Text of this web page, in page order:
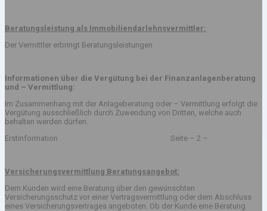
Beratungsleistung als Immobiliendarlehnsvermittler:
Der Vermittler erbringt Beratungsleistungen
Informationen über die Vergütung bei der Finanzanlagenberatung
und – Vermittlung:
Im Zusammenhang mit der Anlageberatung oder – Vermittlung erfolgt die
Vergütung ausschließlich durch Zuwendung von Dritten, welche auch
behalten werden dürfen.
Erstinformation Seite – 2 –
Versicherungsvermittlung Beratungsangebot:
Dem Kunden wird eine Beratung über den gewünschten
Versicherungsschutz vor einer Vertragsvermittlung oder dem Abschluss
eines Versicherungsvertrages angeboten. Ob der Kunde eine Beratung